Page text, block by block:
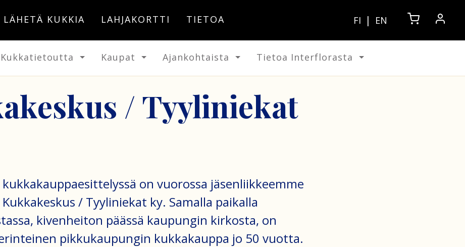
LÄHETÄ KUKKIA LAHJAKORTTI TIETOA FI | EN
Kukkatietoutta Kaupat Ajankohtaista Tietoa Interflorasta
/ Tyyliniekat
on vuorossa jäsenliikkeemme
/ Tyyliniekat ky. Samalla paikalla
kivenheiton päässä kaupungin kirkosta, on
pikkukaupungin kukkakauppa jo 50 vuotta.